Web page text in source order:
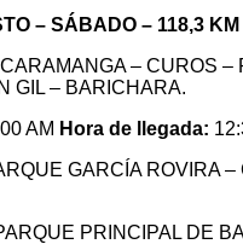
– SÁBADO – 118,3 KM
– CUROS –
GIL – BARICHARA.
AM Hora de llegada:
GARCÍA ROVIRA –
PRINCIPAL DE